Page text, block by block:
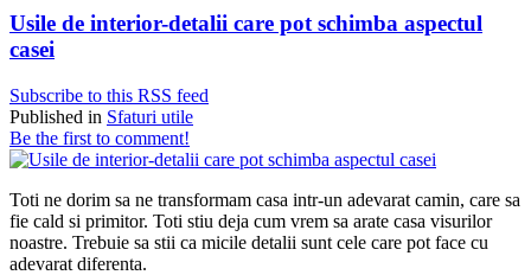
Usile de interior-detalii care pot schimba aspectul
casei
Subscribe to this RSS feed
Published in Sfaturi utile
Be the first to comment!
Toti ne dorim sa ne transformam casa intr-un adevarat camin, care sa
fie cald si primitor. Toti stiu deja cum vrem sa arate casa visurilor
noastre. Trebuie sa stii ca micile detalii sunt cele care pot face cu
adevarat diferenta.